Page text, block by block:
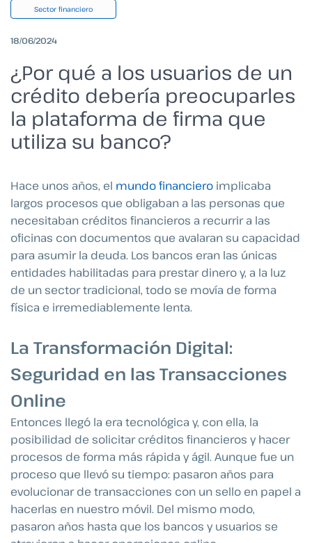
Sector financiero
18/06/2024
¿Por qué a los usuarios de un
crédito debería preocuparles
la plataforma de firma que
utiliza su banco?
Hace unos años, el mundo financiero implicaba
largos procesos que obligaban a las personas que
necesitaban créditos financieros a recurrir a las
oficinas con documentos que avalaran su capacidad
para asumir la deuda. Los bancos eran las únicas
entidades habilitadas para prestar dinero y, a la luz
de un sector tradicional, todo se movía de forma
física e irremediablemente lenta.
La Transformación Digital:
Seguridad en las Transacciones
Online
Entonces llegó la era tecnológica y, con ella, la
posibilidad de solicitar créditos financieros y hacer
procesos de forma más rápida y ágil. Aunque fue un
proceso que llevó su tiempo: pasaron años para
evolucionar de transacciones con un sello en papel a
hacerlas en nuestro móvil. Del mismo modo,
pasaron años hasta que los bancos y usuarios se